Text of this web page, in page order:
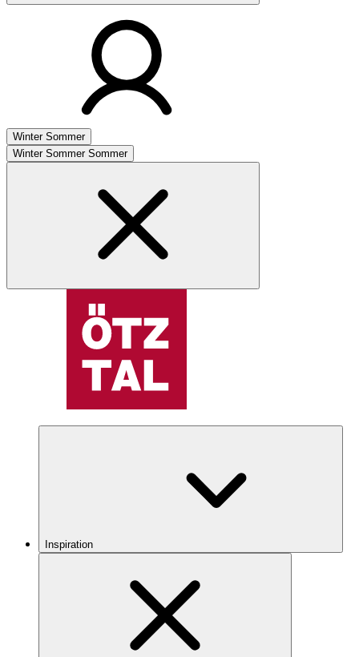
Winter Sommer
Winter Sommer Sommer
Inspiration